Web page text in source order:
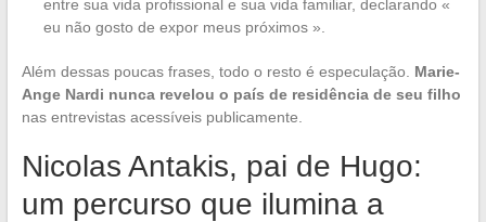
entre sua vida profissional e sua vida familiar, declarando «
eu não gosto de expor meus próximos ».
Além dessas poucas frases, todo o resto é especulação. Marie-
Ange Nardi nunca revelou o país de residência de seu filho
nas entrevistas acessíveis publicamente.
Nicolas Antakis, pai de Hugo:
um percurso que ilumina a